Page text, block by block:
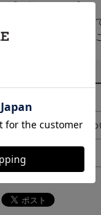
取り扱い商品によ
予告なく変更になる
ギフト対応につ